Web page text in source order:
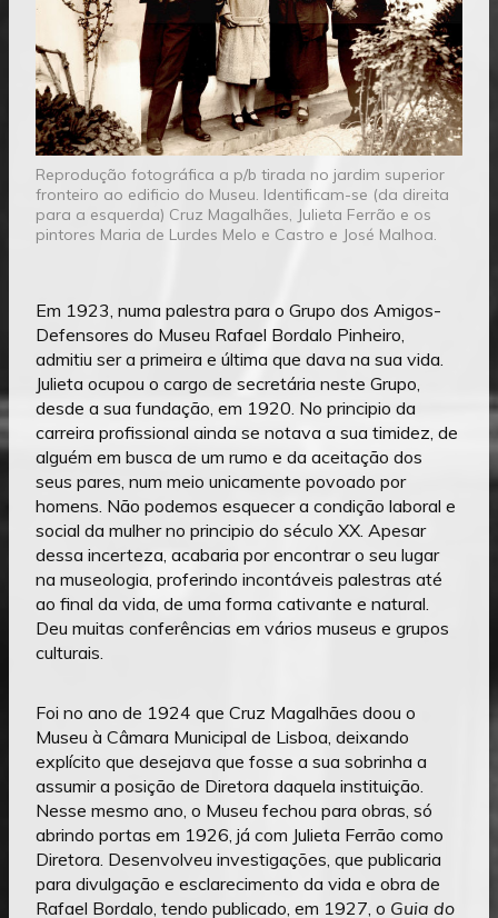
Reprodução fotográfica a p/b tirada no jardim superior
fronteiro ao edificio do Museu. Identificam-se (da direita
para a esquerda) Cruz Magalhães, Julieta Ferrão e os
pintores Maria de Lurdes Melo e Castro e José Malhoa.
Em 1923, numa palestra para o Grupo dos Amigos-
Defensores do Museu Rafael Bordalo Pinheiro,
admitiu ser a primeira e última que dava na sua vida.
Julieta ocupou o cargo de secretária neste Grupo,
desde a sua fundação, em 1920. No principio da
carreira profissional ainda se notava a sua timidez, de
alguém em busca de um rumo e da aceitação dos
seus pares, num meio unicamente povoado por
homens. Não podemos esquecer a condição laboral e
social da mulher no principio do século XX. Apesar
dessa incerteza, acabaria por encontrar o seu lugar
na museologia, proferindo incontáveis palestras até
ao final da vida, de uma forma cativante e natural.
Deu muitas conferências em vários museus e grupos
culturais.
Foi no ano de 1924 que Cruz Magalhães doou o
Museu à Câmara Municipal de Lisboa, deixando
explícito que desejava que fosse a sua sobrinha a
assumir a posição de Diretora daquela instituição.
Nesse mesmo ano, o Museu fechou para obras, só
abrindo portas em 1926, já com Julieta Ferrão como
Diretora. Desenvolveu investigações, que publicaria
para divulgação e esclarecimento da vida e obra de
Rafael Bordalo, tendo publicado, em 1927, o Guia do